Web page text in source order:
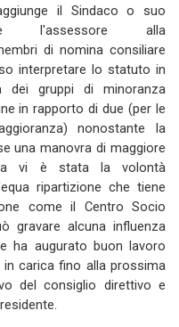
il Sindaco o suo
l'assessore alla
di nomina consiliare
interpretare lo statuto in
dei gruppi di minoranza
in rapporto di due (per le
nonostante la
una manovra di maggiore
vi è stata la volontà
ripartizione che tiene
come il Centro Socio
gravare alcuna influenza
ha augurato buon lavoro
in carica fino alla prossima
del consiglio direttivo e